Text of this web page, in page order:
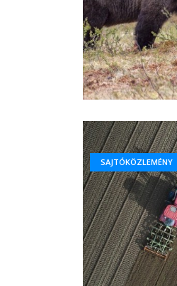
SAJTÓKÖZLEMÉNY